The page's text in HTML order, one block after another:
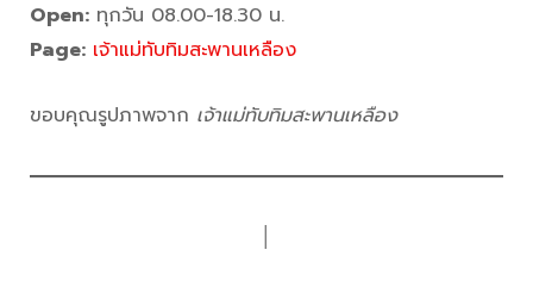
Open: ทุกวัน 08.00-18.30 น.
Page: เจ้าแม่ทับทิมสะพานเหลือง
ขอบคุณรูปภาพจาก เจ้าแม่ทับทิมสะพานเหลือง